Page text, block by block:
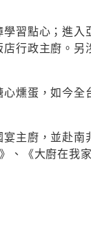
習點心；進入
行政主廚。另
燻蛋，如今全
主廚，並赴南
、《大廚在我